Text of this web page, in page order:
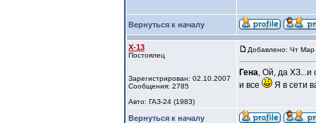
Вернуться к началу
X-13
Постоялец
Зарегистрирован: 02.10.2007
Сообщения: 2785
Авто: ГАЗ-24 (1983)
Добавлено: Чт
Гена, Ой, да ХЗ...и
и все
Я в сети
Вернуться к началу